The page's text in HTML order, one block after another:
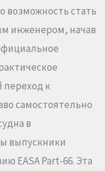
возможность стать
инженером, начав
переход к
самостоятельно
в
выпускники
EASA Part-66. Эта